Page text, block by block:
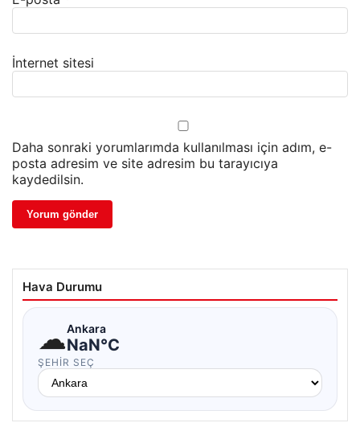
İnternet sitesi
Daha sonraki yorumlarımda kullanılması için adım, e-
posta adresim ve site adresim bu tarayıcıya
kaydedilsin.
Hava Durumu
☁Ankara
NaN°C
ŞEHIR SEÇ